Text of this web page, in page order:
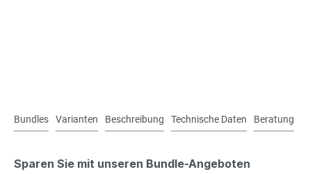
Bundles Varianten Beschreibung Technische Daten Beratung
Sparen Sie mit unseren Bundle-Angeboten